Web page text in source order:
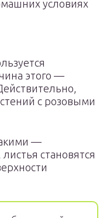
условиях
этого —
с розовыми
—
становятся